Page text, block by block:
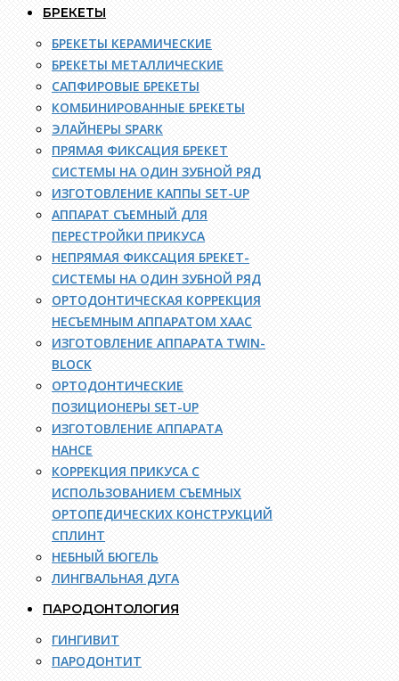
БРЕКЕТЫ
БРЕКЕТЫ КЕРАМИЧЕСКИЕ
БРЕКЕТЫ МЕТАЛЛИЧЕСКИЕ
САПФИРОВЫЕ БРЕКЕТЫ
КОМБИНИРОВАННЫЕ БРЕКЕТЫ
ЭЛАЙНЕРЫ SPARK
ПРЯМАЯ ФИКСАЦИЯ БРЕКЕТ
СИСТЕМЫ НА ОДИН ЗУБНОЙ РЯД
ИЗГОТОВЛЕНИЕ КАППЫ SET-UP
АППАРАТ СЪЕМНЫЙ ДЛЯ
ПЕРЕСТРОЙКИ ПРИКУСА
НЕПРЯМАЯ ФИКСАЦИЯ БРЕКЕТ-
СИСТЕМЫ НА ОДИН ЗУБНОЙ РЯД
ОРТОДОНТИЧЕСКАЯ КОРРЕКЦИЯ
НЕСЪЕМНЫМ АППАРАТОМ ХААС
ИЗГОТОВЛЕНИЕ АППАРАТА TWIN-
BLOCK
ОРТОДОНТИЧЕСКИЕ
ПОЗИЦИОНЕРЫ SET-UP
ИЗГОТОВЛЕНИЕ АППАРАТА
НАНСЕ
КОРРЕКЦИЯ ПРИКУСА С
ИСПОЛЬЗОВАНИЕМ СЪЕМНЫХ
ОРТОПЕДИЧЕСКИХ КОНСТРУКЦИЙ
СПЛИНТ
НЕБНЫЙ БЮГЕЛЬ
ЛИНГВАЛЬНАЯ ДУГА
ПАРОДОНТОЛОГИЯ
ГИНГИВИТ
ПАРОДОНТИТ